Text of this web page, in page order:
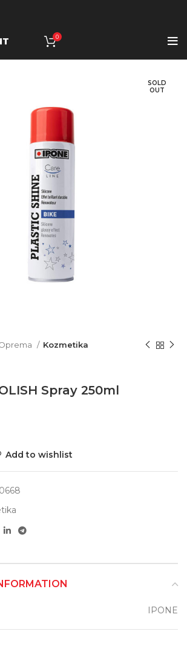
0
SOLD
OUT
Kozmetika
Spray 250ml
Add to wishlist
IPONE